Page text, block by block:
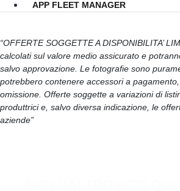
APP FLEET MANAGER
“OFFERTE SOGGETTE A DISPONIBILITA’
calcolati sul valore medio assicurato e
salvo approvazione. Le fotografie sono
potrebbero contenere accessori a
omissione. Offerte soggette a variazioni di
produttrici e, salvo diversa indicazione, le
aziende”